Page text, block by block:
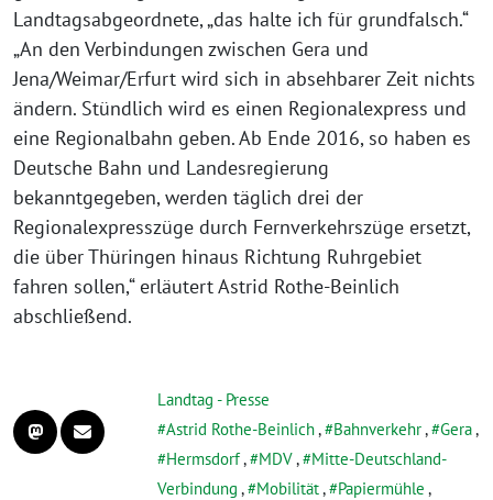
Landtagsabgeordnete, „das halte ich für grundfalsch.“
„An den Verbindungen zwischen Gera und
Jena/Weimar/Erfurt wird sich in absehbarer Zeit nichts
ändern. Stündlich wird es einen Regionalexpress und
eine Regionalbahn geben. Ab Ende 2016, so haben es
Deutsche Bahn und Landesregierung
bekanntgegeben, werden täglich drei der
Regionalexpresszüge durch Fernverkehrszüge ersetzt,
die über Thüringen hinaus Richtung Ruhrgebiet
fahren sollen,“ erläutert Astrid Rothe-Beinlich
abschließend.
Landtag - Presse
Astrid Rothe-Beinlich, Bahnverkehr, Gera,
Hermsdorf, MDV,
Mitte-Deutschland-
Verbindung , Mobilität, Papiermühle ,